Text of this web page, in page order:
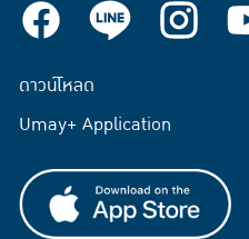
ดาวน์โหลด
Umay+ Application